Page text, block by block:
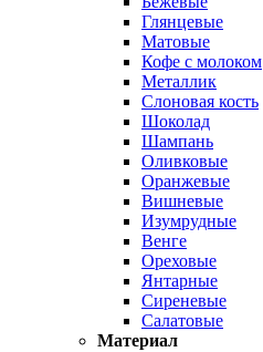
Глянцевые
Матовые
Кофе с молоком
Металлик
Слоновая кость
Шоколад
Шампань
Оливковые
Оранжевые
Вишневые
Изумрудные
Венге
Ореховые
Янтарные
Сиреневые
Салатовые
Материал